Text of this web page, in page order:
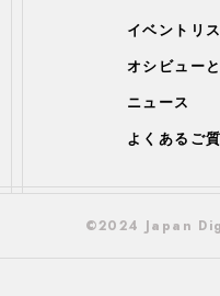
イベントリ
オシビュー
ニュース
よくあるご
©2024 Japan